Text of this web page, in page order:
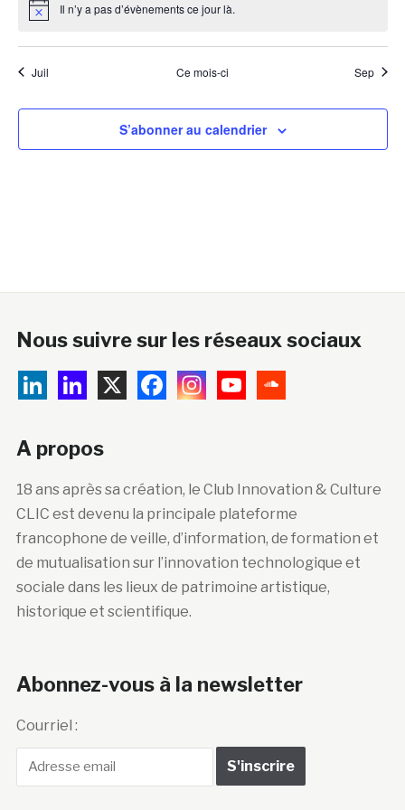
Notice Il n’y a pas d’évènements ce jour là.
Juil Ce mois-ci Sep
S’abonner au calendrier
Nous suivre sur les réseaux sociaux
A propos
18 ans après sa création, le Club Innovation & Culture
CLIC est devenu la principale plateforme
francophone de veille, d’information, de formation et
de mutualisation sur l’innovation technologique et
sociale dans les lieux de patrimoine artistique,
historique et scientifique.
Abonnez-vous à la newsletter
Courriel :